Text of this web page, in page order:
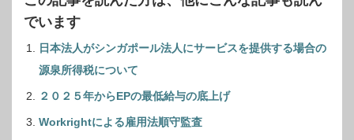
でいます
日本法人がシンガポール法人にサービスを提供する場合の
源泉所得税について
２０２５年からEPの最低給与の底上げ
Workrightによる雇用法順守監査